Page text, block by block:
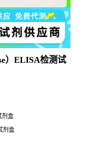
）ELISA检测试
剂盒
剂盒